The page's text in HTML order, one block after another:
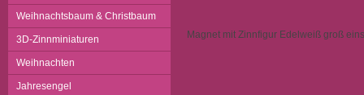
Weihnachtsbaum & Christbaum
3D-Zinnminiaturen
Weihnachten
Jahresengel
Magnet mit Zinnfigur Edelweiß groß